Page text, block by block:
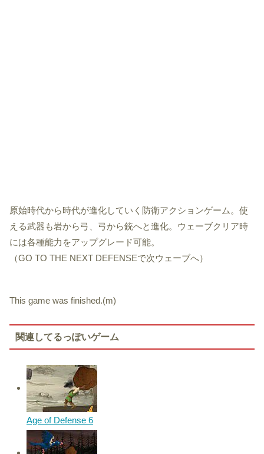
原始時代から時代が進化していく防衛アクションゲーム。使
える武器も岩から弓、弓から銃へと進化。ウェーブクリア時
には各種能力をアップグレード可能。
（GO TO THE NEXT DEFENSEで次ウェーブへ）
This game was finished.(m)
関連してるっぽいゲーム
Age of Defense 6